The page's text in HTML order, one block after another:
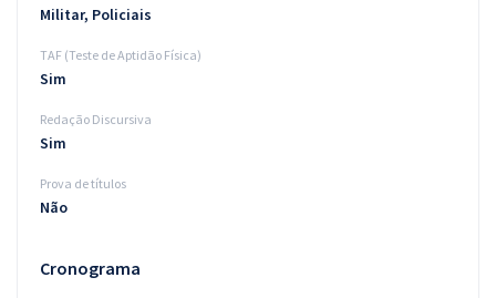
Militar, Policiais
TAF (Teste de Aptidão Física)
Sim
Redação Discursiva
Sim
Prova de títulos
Não
Cronograma